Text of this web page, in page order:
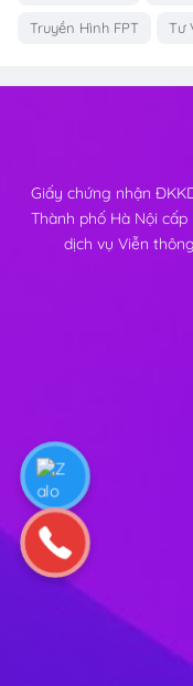
Truyền Hình FPT Tư
Giấy chứng nhận
Thành phố Hà Nội
dịch vụ Viễn